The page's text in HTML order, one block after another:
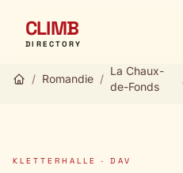
CLIMB
DIRECTORY
/ Romandie /
La Chaux-
de-Fonds
KLETTERHALLE · DAV